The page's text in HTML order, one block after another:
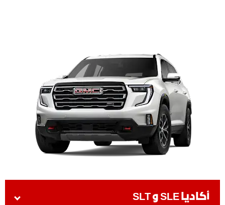
أكاديا SLE و SLT